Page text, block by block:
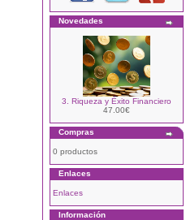
Novedades
3. Riqueza y Éxito Financiero
47.00€
Compras
0 productos
Enlaces
Enlaces
Información